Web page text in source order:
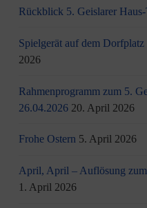
Rückblick 5. Geislarer
Spielgerät auf dem
2026
Rahmenprogramm zum 5.
26.04.2026 20. April 2026
Frohe Ostern 5. April 2026
April, April – Auflösung zum
1. April 2026